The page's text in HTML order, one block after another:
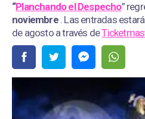
“Planchando el Despecho”
noviembre . Las entradas
de agosto a través de